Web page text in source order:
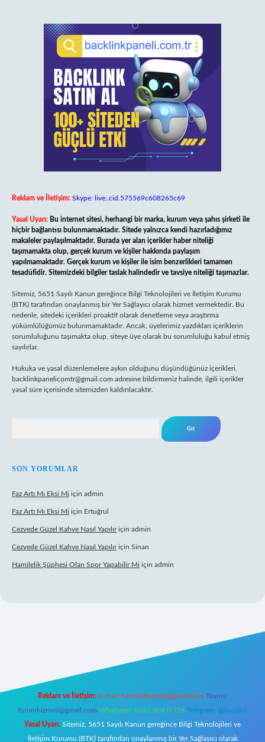
Reklam ve İletişim: Skype: live:.cid.575569c608265c69
Yasal Uyarı: Bu internet sitesi, herhangi bir marka, kurum veya şahıs şirketi ile
hiçbir bağlantısı bulunmamaktadır. Sitede yalnızca kendi hazırladığımız
makaleler paylaşılmaktadır. Burada yer alan içerikler haber niteliği
taşımamakta olup, gerçek kurum ve kişiler hakkında paylaşım
yapılmamaktadır. Gerçek kurum ve kişiler ile isim benzerlikleri tamamen
tesadüfidir. Sitemizdeki bilgiler taslak halindedir ve tavsiye niteliği taşımazlar.
Sitemiz, 5651 Sayılı Kanun gereğince Bilgi Teknolojileri ve İletişim Kurumu
(BTK) tarafından onaylanmış bir Yer Sağlayıcı olarak hizmet vermektedir. Bu
nedenle, sitedeki içerikleri proaktif olarak denetleme veya araştırma
yükümlülüğümüz bulunmamaktadır. Ancak, üyelerimiz yazdıkları içeriklerin
sorumluluğunu taşımakta olup, siteye üye olarak bu sorumluluğu kabul etmiş
sayılırlar.
Hukuka ve yasal düzenlemelere aykırı olduğunu düşündüğünüz içerikleri,
backlinkpanelicomtr@gmail.com adresine bildirmeniz halinde, ilgili içerikler
yasal süre içerisinde sitemizden kaldırılacaktır.
SON YORUMLAR
Faz Artı Mı Eksi Mi için admin
Faz Artı Mı Eksi Mi için Ertuğrul
Cezvede Güzel Kahve Nasıl Yapılıriçin admin
Cezvede Güzel Kahve Nasıl Yapılıriçin Sinan
Hamilelik Şüphesi Olan Spor Yapabilir Mi için admin
betexper.xyz
Reklam ve İletişim: E-mail: backlinkpaneli@gmail.com Teams:
forumhizmeti@gmail.com Whatsapp: 0262 606 0 726 Telegram: @karabul
Yasal Uyarı: Sitemiz, 5651 Sayılı Kanun gereğince Bilgi Teknolojileri ve
İletişim Kurumu (BTK) tarafından onaylanmış bir Yer Sağlayıcı olarak